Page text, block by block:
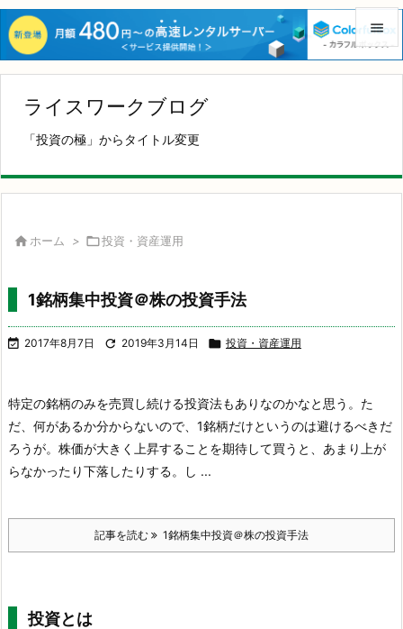
ライスワークブログ
「投資の極」からタイトル変更


前へ
 ホーム > 投資・資産運用
1銘柄集中投資＠株の投資手法
 2017年8月7日  2019年3月14日  投資・資産運用
特定の銘柄のみを売買し続ける投資法もありなのかなと思う。 た
だ、何があるか分からないので、1銘柄だけというのは避けるべきだ
ろうが。 株価が大きく上昇することを期待して買うと、あまり上が
らなかったり下落したりする。し ...
記事を読む 1銘柄集中投資＠株の投資手法
投資とは